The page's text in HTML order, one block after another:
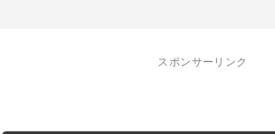
スポンサーリンク